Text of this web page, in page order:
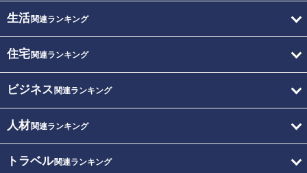
生活関連ランキング
住宅関連ランキング
ビジネス 関連ランキング
人材関連ランキング
トラベル関連ランキング